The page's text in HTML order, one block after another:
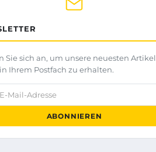
Sie sich an, um unsere neuesten Artikel
Ihrem Postfach zu erhalten.
Mail-Adresse
ABONNIEREN